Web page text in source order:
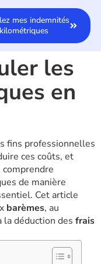
mes indemnités
kilométriques
les
en
fins professionnelles
ces coûts, et
de manière
Cet article
barèmes, au
la déduction des frais